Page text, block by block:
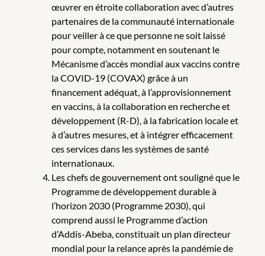
œuvrer en étroite collaboration avec d’autres
partenaires de la communauté internationale
pour veiller à ce que personne ne soit laissé
pour compte, notamment en soutenant le
Mécanisme d’accès mondial aux vaccins contre
la COVID-19 (COVAX) grâce à un
financement adéquat, à l’approvisionnement
en vaccins, à la collaboration en recherche et
développement (R-D), à la fabrication locale et
à d’autres mesures, et à intégrer efficacement
ces services dans les systèmes de santé
internationaux.
Les chefs de gouvernement ont souligné que le
Programme de développement durable à
l’horizon 2030 (Programme 2030), qui
comprend aussi le Programme d’action
d’Addis-Abeba, constituait un plan directeur
mondial pour la relance après la pandémie de